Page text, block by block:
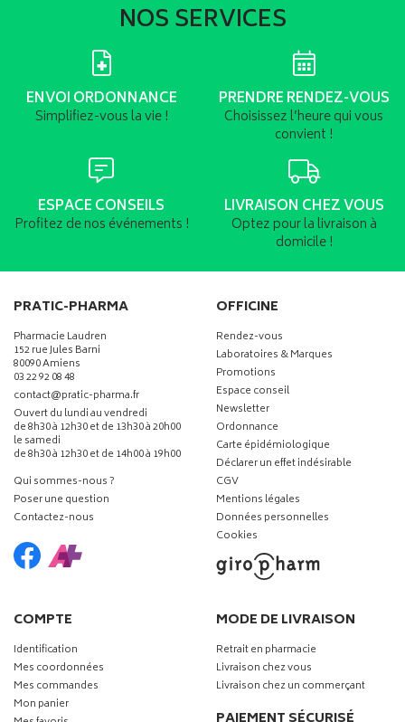
NOS SERVICES
ENVOI ORDONNANCE
Simplifiez-vous la vie !
PRENDRE RENDEZ-VOUS
Choisissez l’heure qui vous
convient !
ESPACE CONSEILS
Profitez de nos événements !
LIVRAISON CHEZ VOUS
Optez pour la livraison à
domicile !
PRATIC-PHARMA
Pharmacie Laudren
152 rue Jules Barni
80090 Amiens
03 22 92 08 48
contact-
@-
pratic-pharma.fr
Ouvert du lundi au vendredi
de 8h30 à 12h30 et de 13h30 à 20h00
le samedi
de 8h30 à 12h30 et de 14h00 à 19h00
Qui sommes-nous ?
Poser une question
Contactez-nous
OFFICINE
Rendez-vous
Laboratoires & Marques
Promotions
Espace conseil
Newsletter
Ordonnance
Carte épidémiologique
Déclarer un effet indésirable
CGV
Mentions légales
Données personnelles
Cookies
COMPTE
Identification
Mes coordonnées
Mes commandes
Mon panier
MODE DE LIVRAISON
Retrait en pharmacie
Livraison chez vous
Livraison chez un commerçant